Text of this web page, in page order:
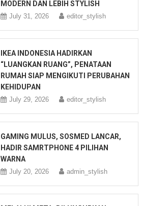
MODERN DAN LEBIH STYLISH
July 31, 2026 editor_stylish
IKEA INDONESIA HADIRKAN
“LUANGKAN RUANG”, PENATAAN
RUMAH SIAP MENGIKUTI PERUBAHAN
KEHIDUPAN
July 29, 2026 editor_stylish
GAMING MULUS, SOSMED LANCAR,
HADIR SAMRTPHONE 4 PILIHAN
WARNA
July 20, 2026 admin_stylish